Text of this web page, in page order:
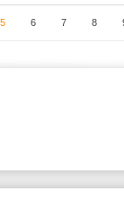
5 6 7 8